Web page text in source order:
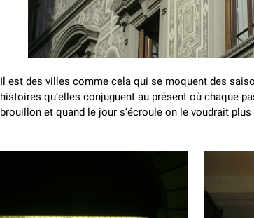
Il est des villes comme cela qui se moquent des
histoires qu’elles conjuguent au présent où chaque
brouillon et quand le jour s’écroule on le voudrait plus